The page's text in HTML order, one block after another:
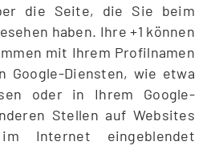
die Seite, die Sie beim
haben. Ihre +1 können
mit Ihrem Profilnamen
Google-Diensten, wie etwa
oder in Ihrem Google-
Stellen auf Websites
Internet eingeblendet